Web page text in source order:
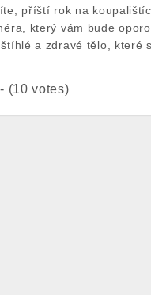
příští rok na
který vám bude
a zdravé tělo, které
(10 votes)